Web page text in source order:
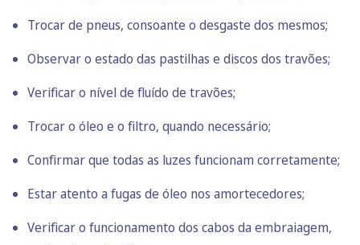
Trocar de pneus, consoante o desgaste dos mesmos;
Observar o estado das pastilhas e discos dos travões;
Verificar o nível de fluído de travões;
Trocar o óleo e o filtro, quando necessário;
Confirmar que todas as luzes funcionam corretamente;
Estar atento a fugas de óleo nos amortecedores;
Verificar o funcionamento dos cabos da embraiagem,